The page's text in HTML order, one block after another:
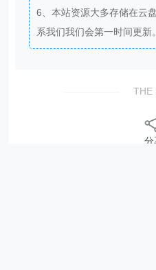
6、本站资源大多存储在云
系我们我们会第一时间更新。
THE
分